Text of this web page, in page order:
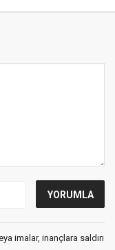
imalar, inançlara saldırı